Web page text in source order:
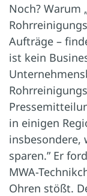
Noch? Warum
Aufträge –
ist kein
in einigen
insbesondere,
sparen.” Er
MWA-
Ohren stößt.